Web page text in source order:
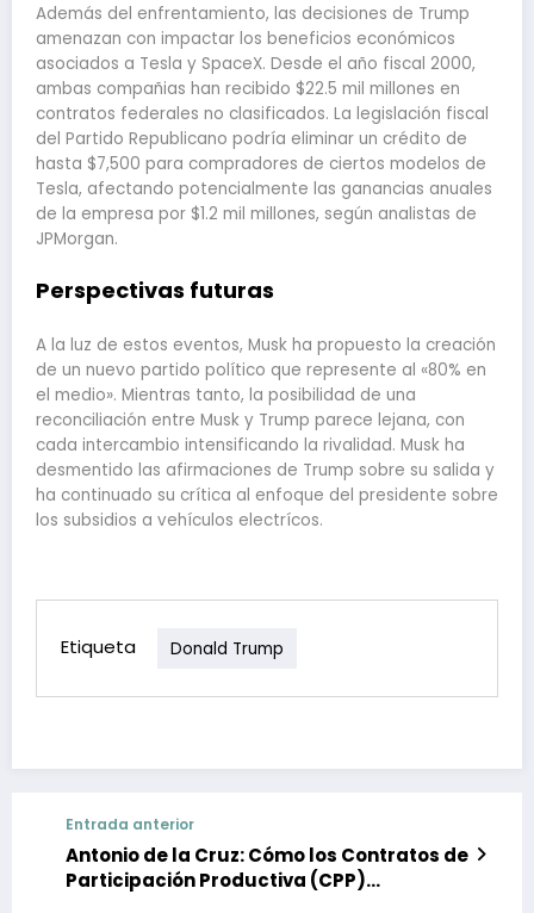
Además del enfrentamiento, las decisiones de Trump
amenazan con impactar los beneficios económicos
asociados a Tesla y SpaceX. Desde el año fiscal 2000,
ambas compañias han recibido $22.5 mil millones en
contratos federales no clasificados. La legislación fiscal
del Partido Republicano podría eliminar un crédito de
hasta $7,500 para compradores de ciertos modelos de
Tesla, afectando potencialmente las ganancias anuales
de la empresa por $1.2 mil millones, según analistas de
JPMorgan.
Perspectivas futuras
A la luz de estos eventos, Musk ha propuesto la creación
de un nuevo partido político que represente al «80% en
el medio». Mientras tanto, la posibilidad de una
reconciliación entre Musk y Trump parece lejana, con
cada intercambio intensificando la rivalidad. Musk ha
desmentido las afirmaciones de Trump sobre su salida y
ha continuado su crítica al enfoque del presidente sobre
los subsidios a vehículos electrícos.
Etiqueta Donald Trump
Entrada anterior
Antonio de la Cruz: Cómo los Contratos de
Participación Productiva (CPP)